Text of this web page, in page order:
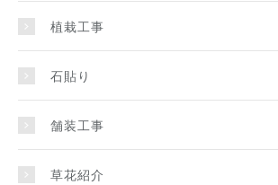
植栽工事
石貼り
舗装工事
草花紹介